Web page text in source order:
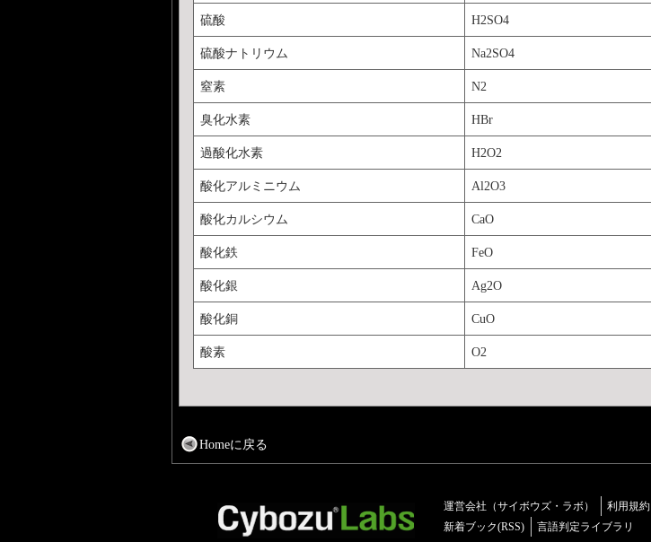
硫酸 H2SO4
硫酸ナトリウム Na2SO4
窒素 N2
臭化水素 HBr
過酸化水素 H2O2
酸化アルミニウム Al2O3
酸化カルシウム CaO
酸化鉄 FeO
酸化銀 Ag2O
酸化銅 CuO
酸素 O2
Homeに戻る
運営会社（サイボウズ・ラボ） 利用規約
新着ブック(RSS)
言語判定ライブラリ